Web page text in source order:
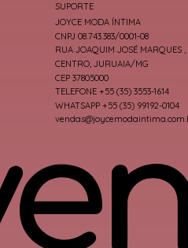
SUPORTE
JOYCE MODA ÍNTIMA
CNPJ 08.743.383/0001-08
RUA JOAQUIM JOSÉ MARQUES ,
CENTRO, JURUAIA/MG
CEP 37805000
TELEFONE +55 (35) 3553-1614
WHATSAPP +55 (35) 99192-0104